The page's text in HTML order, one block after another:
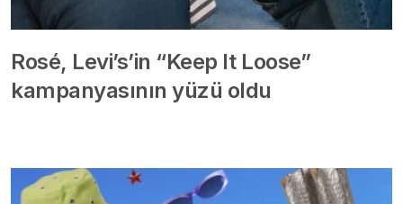
Rosé, Levi’s’in “Keep It Loose”
kampanyasının yüzü oldu